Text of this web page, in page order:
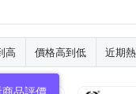
高 價格高到低 近期
品評價